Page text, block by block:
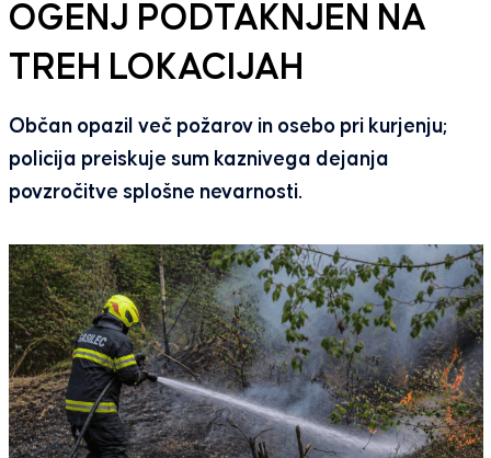
OGENJ PODTAKNJEN NA
TREH LOKACIJAH
Občan opazil več požarov in osebo pri kurjenju;
policija preiskuje sum kaznivega dejanja
povzročitve splošne nevarnosti.